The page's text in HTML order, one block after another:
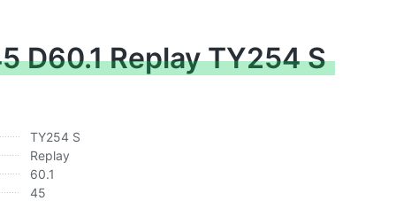
D60.1 Replay TY254 S
TY254 S
Replay
60.1
45